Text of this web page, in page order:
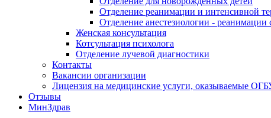
Отделение реанимации и интенсивной
Отделение анестезиологии -
Женская консультация
Котсультация психолога
Отделение лучевой диагностики
Контакты
Вакансии организации
Лицензия на медицинские услуги, оказываемые
Отзывы
МинЗдрав